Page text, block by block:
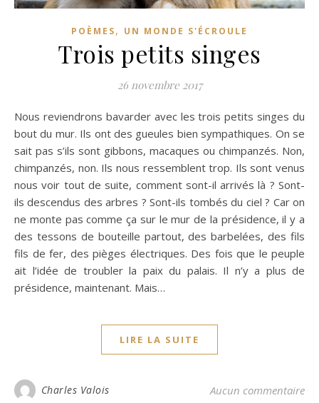
POÈMES, UN MONDE S'ÉCROULE
Trois petits singes
26 novembre 2017
Nous reviendrons bavarder avec les trois petits singes du
bout du mur. Ils ont des gueules bien sympathiques. On se
sait pas s’ils sont gibbons, macaques ou chimpanzés. Non,
chimpanzés, non. Ils nous ressemblent trop. Ils sont venus
nous voir tout de suite, comment sont-il arrivés là ? Sont-
ils descendus des arbres ? Sont-ils tombés du ciel ? Car on
ne monte pas comme ça sur le mur de la présidence, il y a
des tessons de bouteille partout, des barbelées, des fils
fils de fer, des pièges électriques. Des fois que le peuple
ait l’idée de troubler la paix du palais. Il n’y a plus de
présidence, maintenant. Mais…
LIRE LA SUITE
Charles Valois Aucun commentaire